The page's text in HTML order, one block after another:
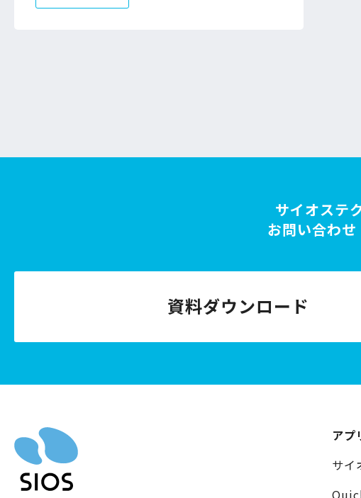
サイオステ
お問い合わ
資料ダウンロード
アプ
サイ